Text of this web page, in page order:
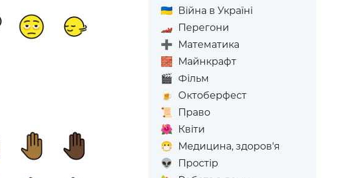
🇺🇦 Війна в Україні
🏎️ Перегони
➕ Математика
🧱 Майнкрафт
🎬 Фільм
🍺
Октоберфест
📜
Право
🌺 Квіти
😷 Медицина, здоров'я
👽
Простір